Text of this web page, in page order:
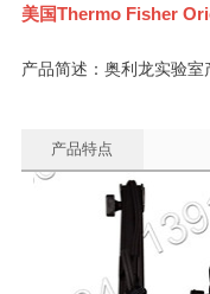
美国Thermo Fisher
产品简述：奥利龙实验室
产品特点